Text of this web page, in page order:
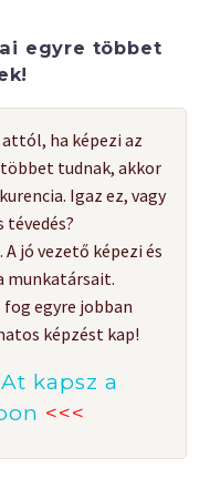
egyre többet
ha képezi az
tudnak, akkor
Igaz ez, vagy
tévedés?
A jó vezető képezi és
munkatársait.
fog egyre jobban
képzést kap!
kapsz a
<<<